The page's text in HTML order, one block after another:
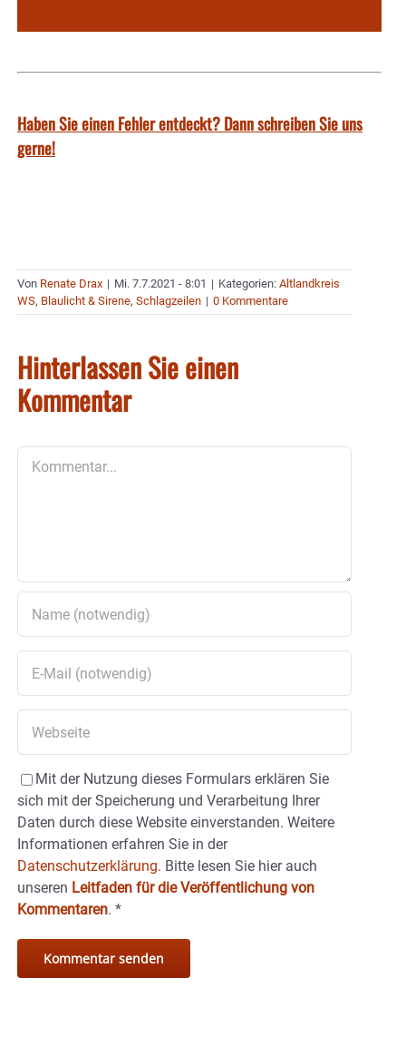
Haben Sie einen Fehler entdeckt? Dann schreiben Sie uns
gerne!
Von Renate Drax | Mi. 7.7.2021 - 8:01 | Kategorien: Altlandkreis
WS, Blaulicht & Sirene, Schlagzeilen | 0 Kommentare
Hinterlassen Sie einen
Kommentar
Mit der Nutzung dieses Formulars erklären Sie
sich mit der Speicherung und Verarbeitung Ihrer
Daten durch diese Website einverstanden. Weitere
Informationen erfahren Sie in der
Datenschutzerklärung. Bitte lesen Sie hier auch
unseren Leitfaden für die Veröffentlichung von
Kommentaren. *